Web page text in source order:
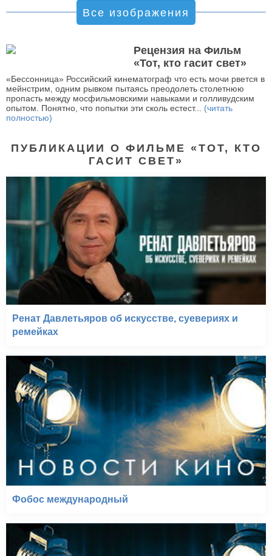
Все изображения
Рецензия на Фильм
«Тот, кто гасит свет»
«Бессонница» Российский кинематограф что есть мочи рвется в
мейнстрим, одним рывком пытаясь преодолеть столетнюю
пропасть между мосфильмовскими навыками и голливудским
опытом. Понятно, что попытки эти сколь естест... (читать
полностью)
ПУБЛИКАЦИИ О ФИЛЬМЕ «ТОТ, КТО
ГАСИТ СВЕТ»
Ренат Давлетьяров об искусстве, суевериях и
ремейках
Фобос международный